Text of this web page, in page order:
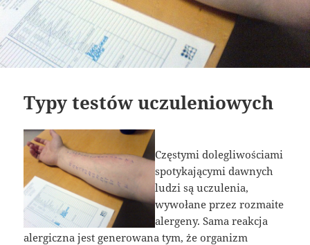
Typy testów uczuleniowych
Częstymi dolegliwościami
spotykającymi dawnych
ludzi są uczulenia,
wywołane przez rozmaite
alergeny. Sama reakcja
alergiczna jest generowana tym, że organizm